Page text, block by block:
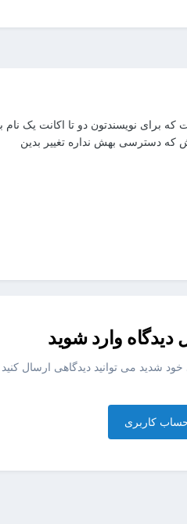
برای نویسندتون دو تا اکانت یک
که دسترسی بهش نداره تغییر بدین
دیدگاه وارد شوید
شدید می توانید دیدگاهی ارسال کنید
کاربری